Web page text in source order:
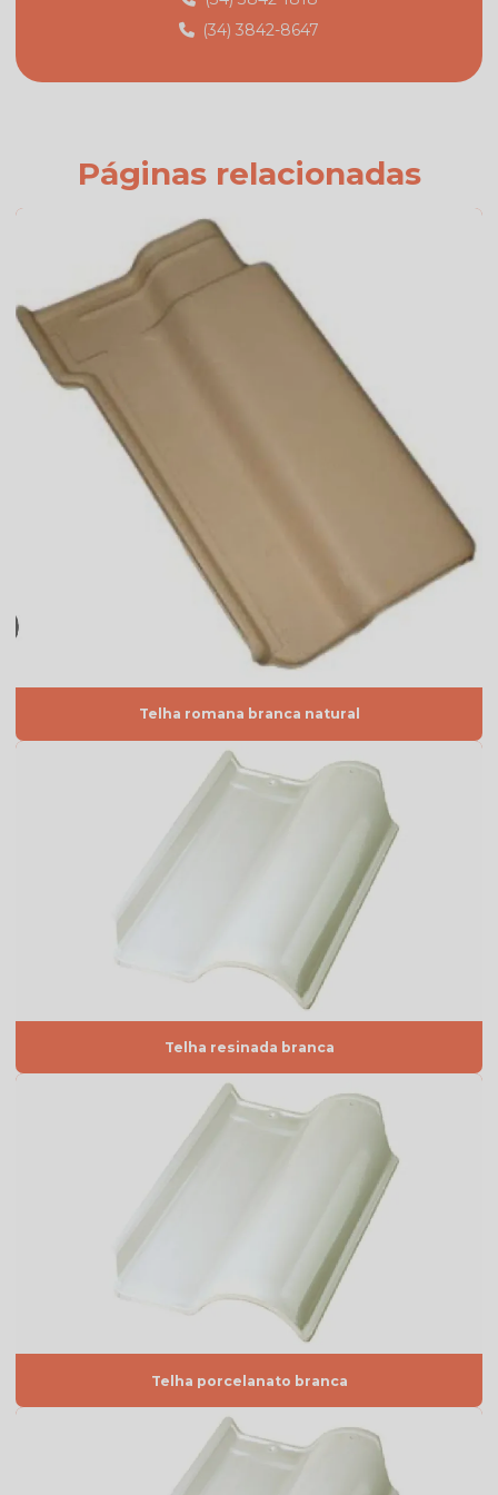
Fabricante de telhas cerâmicas
Fornecedor de telhas colonial
Orçamento de telha de cimento
Preço da telha americana branca esmaltada
Preço da telha americana esmaltada
Preço de telhas americana
Preço de telhas cerâmica resinada
Preço de telhas resinadas
Quanto custa telha de cimento
Telha americana branca
Telha americana caramelo
Telha americana esmaltada
Telha americana esmaltada branca
Telha americana esmaltada dupla face
Telha americana esmaltada dupla face preço
Telha americana esmaltada grafite
Telha americana por m2
Telha americana mesclada natural
Telha americana natural preço
Telha americana resinada mesclada
(34) 3842-8647
Páginas relacionadas
Telha romana branca natural
Telha resinada branca
Telha porcelanato branca